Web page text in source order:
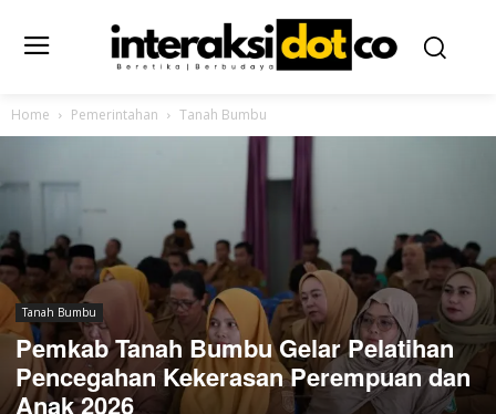
Home Pemerintahan Tanah Bumbu
Tanah Bumbu
Pemkab Tanah Bumbu Gelar Pelatihan
Pencegahan Kekerasan Perempuan dan
Anak 2026